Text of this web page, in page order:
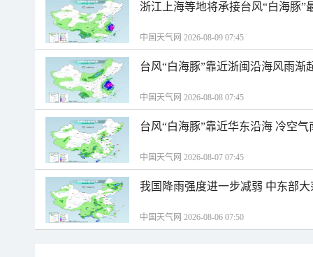
浙江上海等地将承接台风“白海豚”
中国天气网 2026-08-09 07:45
台风“白海豚”靠近浙闽沿海风雨渐
中国天气网 2026-08-08 07:45
台风“白海豚”靠近华东沿海 冷空
中国天气网 2026-08-07 07:45
我国降雨强度进一步减弱 中东部
中国天气网 2026-08-06 07:50